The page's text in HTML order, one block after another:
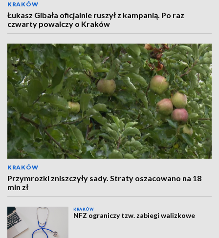
KRAKÓW
Łukasz Gibała oficjalnie ruszył z kampanią. Po raz
czwarty powalczy o Kraków
KRAKÓW
Przymrozki zniszczyły sady. Straty oszacowano na 18
mln zł
KRAKÓW
NFZ ograniczy tzw. zabiegi walizkowe